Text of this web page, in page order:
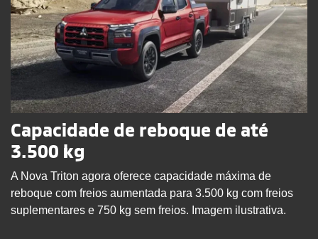
Capacidade de reboque de até
3.500 kg
A Nova Triton agora oferece capacidade máxima de
reboque com freios aumentada para 3.500 kg com freios
suplementares e 750 kg sem freios. Imagem ilustrativa.